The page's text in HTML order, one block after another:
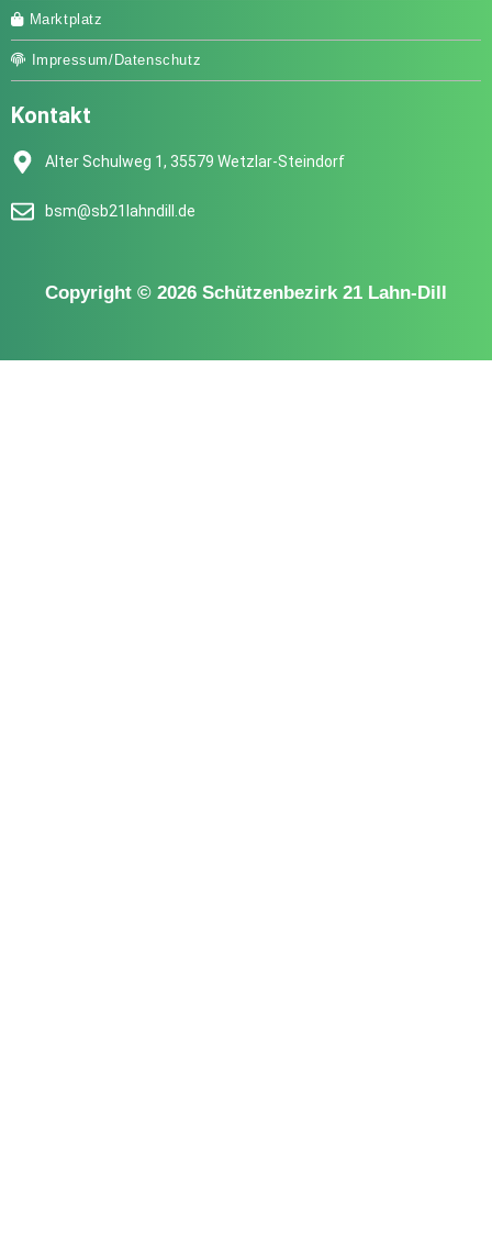
Marktplatz
Impressum/Datenschutz
Kontakt
Alter Schulweg 1, 35579 Wetzlar-Steindorf
bsm@sb21lahndill.de
Copyright © 2026 Schützenbezirk 21 Lahn-Dill